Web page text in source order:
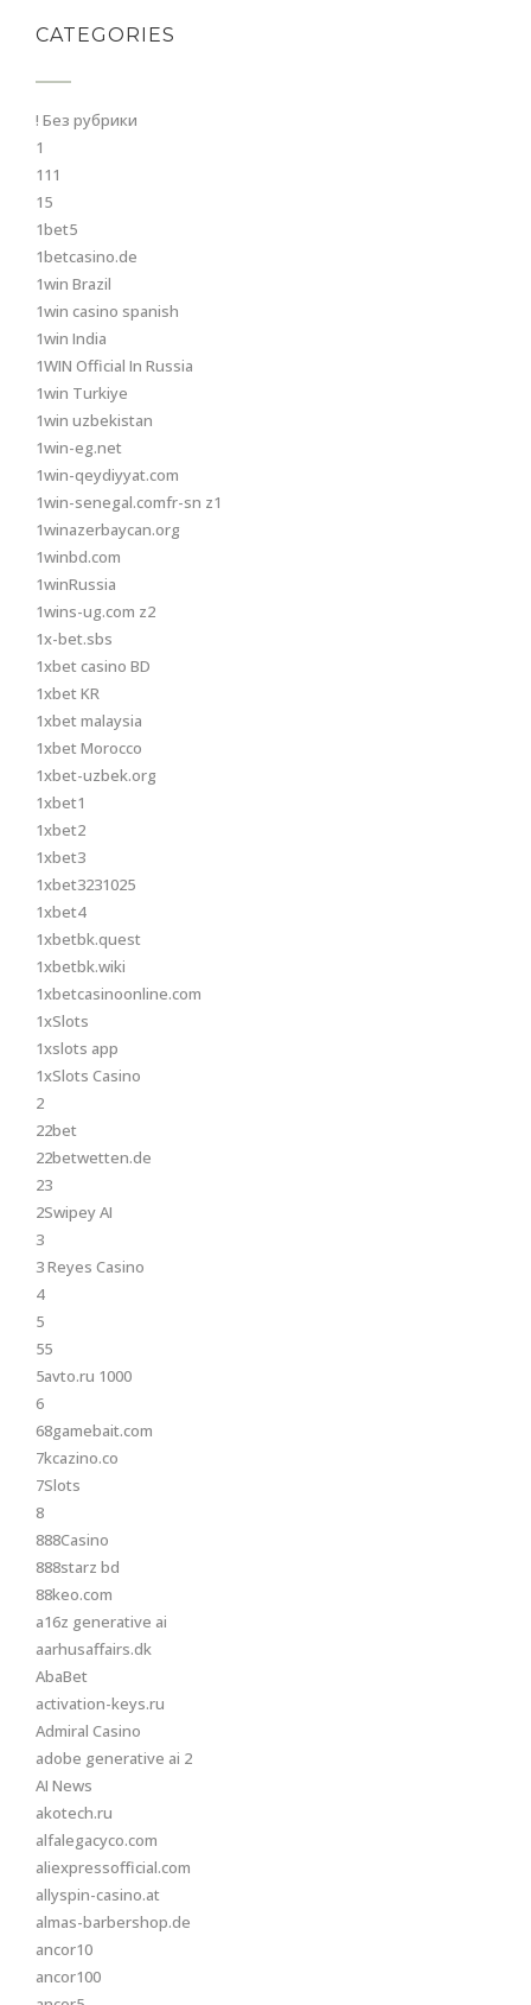
CATEGORIES
! Без рубрики
1
111
15
1bet5
1betcasino.de
1win Brazil
1win casino spanish
1win India
1WIN Official In Russia
1win Turkiye
1win uzbekistan
1win-eg.net
1win-qeydiyyat.com
1win-senegal.comfr-sn z1
1winazerbaycan.org
1winbd.com
1winRussia
1wins-ug.com z2
1x-bet.sbs
1xbet casino BD
1xbet KR
1xbet malaysia
1xbet Morocco
1xbet-uzbek.org
1xbet1
1xbet2
1xbet3
1xbet3231025
1xbet4
1xbetbk.quest
1xbetbk.wiki
1xbetcasinoonline.com
1xSlots
1xslots app
1xSlots Casino
2
22bet
22betwetten.de
23
2Swipey AI
3
3 Reyes Casino
4
5
55
5avto.ru 1000
6
68gamebait.com
7kcazino.co
7Slots
8
888Casino
888starz bd
88keo.com
a16z generative ai
aarhusaffairs.dk
AbaBet
activation-keys.ru
Admiral Casino
adobe generative ai 2
AI News
akotech.ru
alfalegacyco.com
aliexpressofficial.com
allyspin-casino.at
almas-barbershop.de
ancor10
ancor100